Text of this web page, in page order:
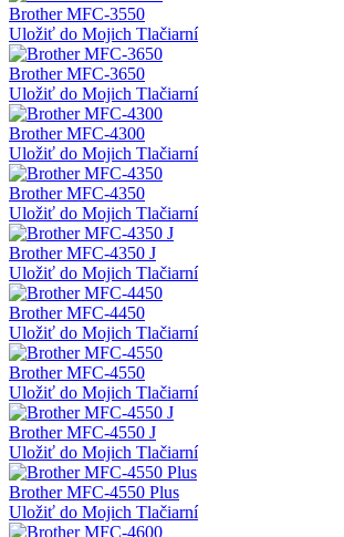
Brother MFC-3550
Uložiť do Mojich Tlačiarní
Brother MFC-3650
Uložiť do Mojich Tlačiarní
Brother MFC-4300
Uložiť do Mojich Tlačiarní
Brother MFC-4350
Uložiť do Mojich Tlačiarní
Brother MFC-4350 J
Uložiť do Mojich Tlačiarní
Brother MFC-4450
Uložiť do Mojich Tlačiarní
Brother MFC-4550
Uložiť do Mojich Tlačiarní
Brother MFC-4550 J
Uložiť do Mojich Tlačiarní
Brother MFC-4550 Plus
Uložiť do Mojich Tlačiarní